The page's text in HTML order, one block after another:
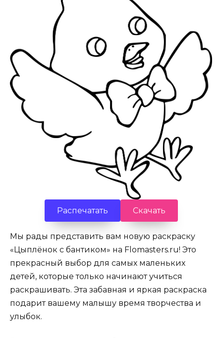
Распечатать Скачать
Мы рады представить вам новую раскраску
«Цыплёнок с бантиком» на Flomasters.ru! Это
прекрасный выбор для самых маленьких
детей, которые только начинают учиться
раскрашивать. Эта забавная и яркая раскраска
подарит вашему малышу время творчества и
улыбок.